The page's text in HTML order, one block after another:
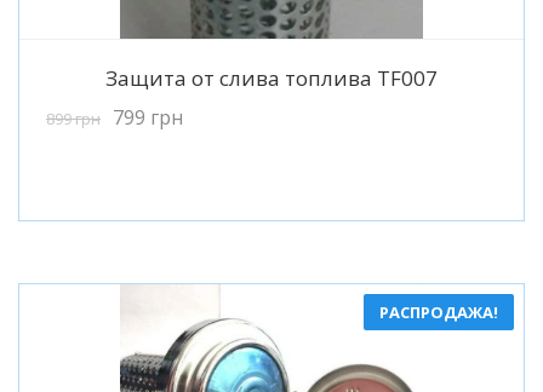
Подробнее
Защита от слива топлива TF007
899грн 799 грн
РАСПРОДАЖА!